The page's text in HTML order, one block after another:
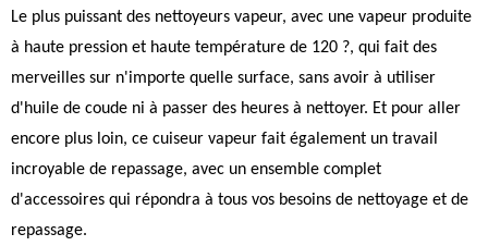
Le plus puissant des nettoyeurs vapeur, avec une vapeur produite
à haute pression et haute température de 120 ?, qui fait des
merveilles sur n'importe quelle surface, sans avoir à utiliser
d'huile de coude ni à passer des heures à nettoyer. Et pour aller
encore plus loin, ce cuiseur vapeur fait également un travail
incroyable de repassage, avec un ensemble complet
d'accessoires qui répondra à tous vos besoins de nettoyage et de
repassage.